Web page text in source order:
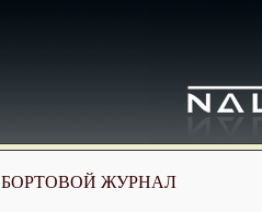
БОРТОВОЙ ЖУРНАЛ